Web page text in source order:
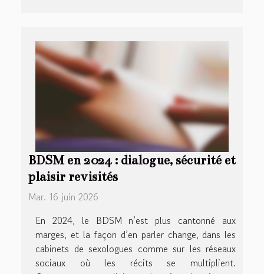
BDSM en 2024 : dialogue, sécurité et
plaisir revisités
Mar. 16 juin 2026
En 2024, le BDSM n’est plus cantonné aux
marges, et la façon d’en parler change, dans les
cabinets de sexologues comme sur les réseaux
sociaux où les récits se multiplient.